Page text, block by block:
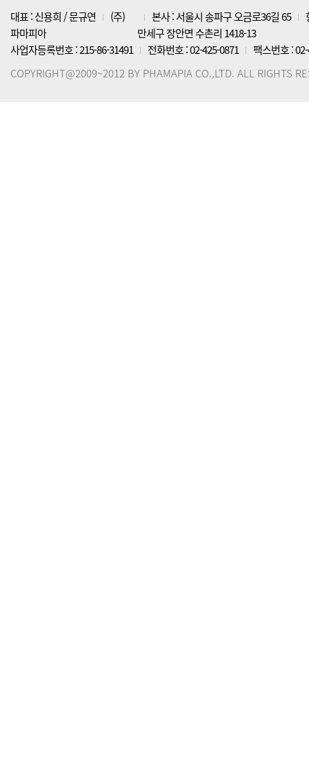
대표 : 신용희 / 문규연
(주)
파마피아
본사 : 서울시 송파구 오금로36길 65
만세구 장안면 수촌리 1418-13
사업자등록번호 : 215-86-31491
전화번호 : 02-425-0871
팩스번호 :
COPYRIGHT@2009~2012 BY PHAMAPIA CO.,LTD. ALL RIGHTS